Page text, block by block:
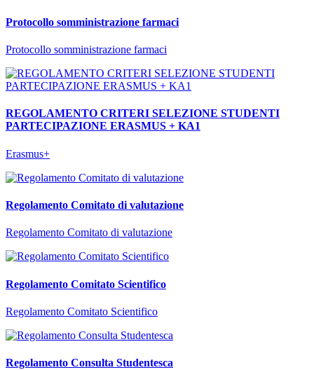
Protocollo somministrazione farmaci
Protocollo somministrazione farmaci
REGOLAMENTO CRITERI SELEZIONE STUDENTI
PARTECIPAZIONE ERASMUS + KA1
Erasmus+
Regolamento Comitato di valutazione
Regolamento Comitato di valutazione
Regolamento Comitato Scientifico
Regolamento Comitato Scientifico
Regolamento Consulta Studentesca